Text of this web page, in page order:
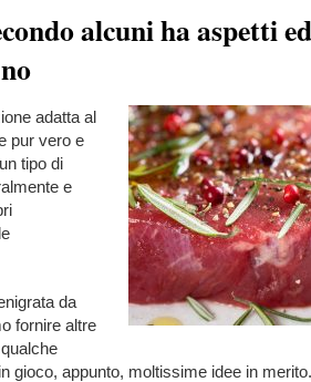
alcuni ha aspetti
adatta al
pur vero e
tipo di
e
da
fornire altre
gioco, appunto, moltissime idee in merito.